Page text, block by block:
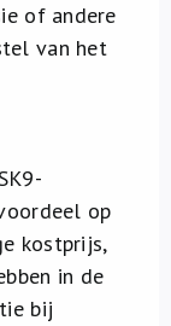
of andere
van het
op
kostprijs,
in de
bij